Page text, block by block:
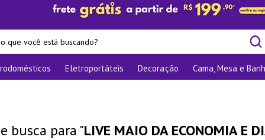
você está buscando?
Eletroportáteis Decoração Cama, Mesa e
LIVE MAIO DA ECONOMIA E
mais buscados
Organizadores